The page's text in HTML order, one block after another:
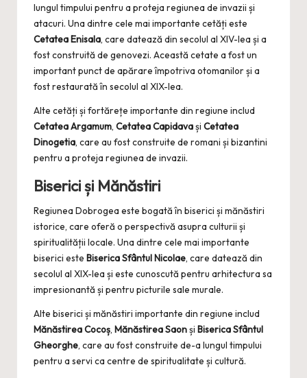
lungul timpului pentru a proteja regiunea de invazii și
atacuri. Una dintre cele mai importante cetăți este
Cetatea Enisala, care datează din secolul al XIV-lea și a
fost construită de genovezi. Această cetate a fost un
important punct de apărare împotriva otomanilor și a
fost restaurată în secolul al XIX-lea.
Alte cetăți și fortărețe importante din regiune includ
Cetatea Argamum, Cetatea Capidavași Cetatea
Dinogetia, care au fost construite de romani și bizantini
pentru a proteja regiunea de invazii.
Biserici și Mănăstiri
Regiunea Dobrogea este bogată în biserici și mănăstiri
istorice, care oferă o perspectivă asupra culturii și
spiritualității locale. Una dintre cele mai importante
biserici este Biserica Sfântul Nicolae, care datează din
secolul al XIX-lea și este cunoscută pentru arhitectura sa
impresionantă și pentru picturile sale murale.
Alte biserici și mănăstiri importante din regiune includ
Mănăstirea Cocoș, Mănăstirea Saonși Biserica Sfântul
Gheorghe, care au fost construite de-a lungul timpului
pentru a servi ca centre de spiritualitate și cultură.